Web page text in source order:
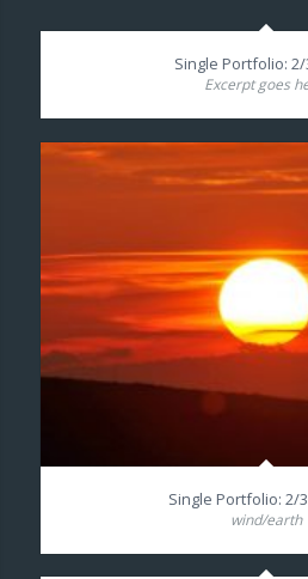
Single Portfolio:
Excerpt goes
Single Portfolio: 2/
wind/earth